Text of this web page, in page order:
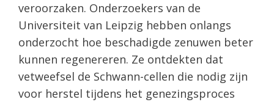
veroorzaken. Onderzoekers van de
Universiteit van Leipzig hebben onlangs
onderzocht hoe beschadigde zenuwen beter
kunnen regenereren. Ze ontdekten dat
vetweefsel de Schwann-cellen die nodig zijn
voor herstel tijdens het genezingsproces